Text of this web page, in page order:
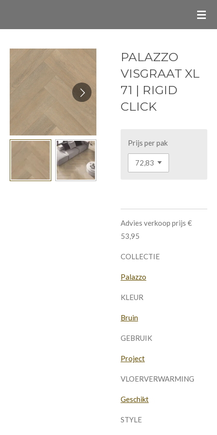
de
hoofdinhoud
PALAZZO
VISGRAAT XL
71 | RIGID
CLICK
Prijs per pak
Advies verkoop prijs €
53,95
COLLECTIE
Palazzo
KLEUR
Bruin
GEBRUIK
Project
VLOERVERWARMING
Geschikt
STYLE